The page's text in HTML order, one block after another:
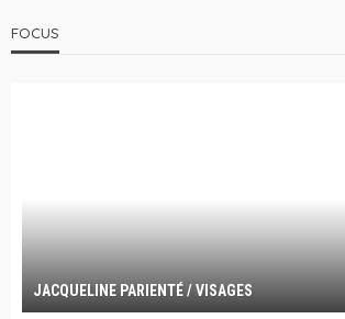
FOCUS
JACQUELINE PARIENTÉ / VISAGES